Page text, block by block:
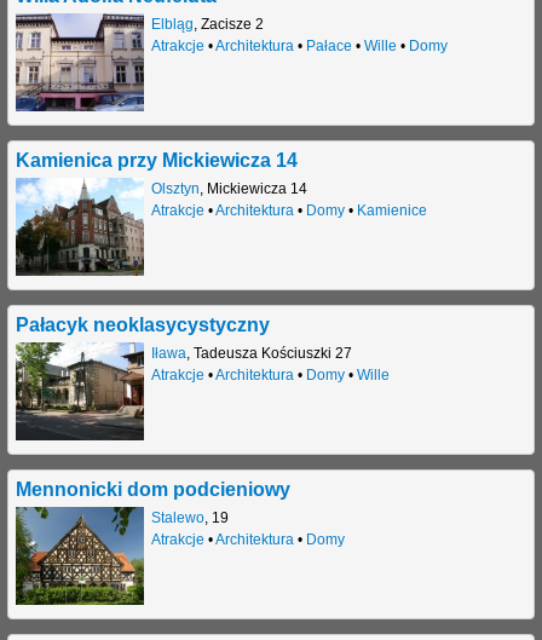
j
Elbląg Zacisze 2
Atrakcje •Architektura • Pałace • Wille • Domy
Kamienica przy Mickiewicza 14
Olsztyn Mickiewicza 14
Atrakcje •Architektura • Domy• Kamienice
Pałacyk neoklasycystyczny
Iława Tadeusza Kościuszki 27
Atrakcje •Architektura • Domy• Wille
Mennonicki dom podcieniowy
Stalewo, 19
Atrakcje •Architektura • Domy